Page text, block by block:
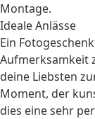
Montage.
Ideale Anlässe
Ein Fotogeschenk
Aufmerksamkeit
deine Liebsten
Moment, der
dies eine sehr